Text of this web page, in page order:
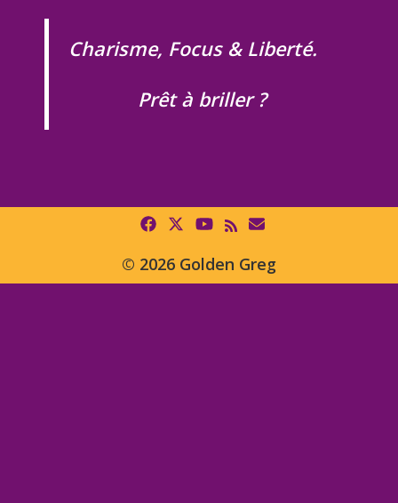
Charisme, Focus & Liberté.
Prêt à briller ?
© 2026 Golden Greg